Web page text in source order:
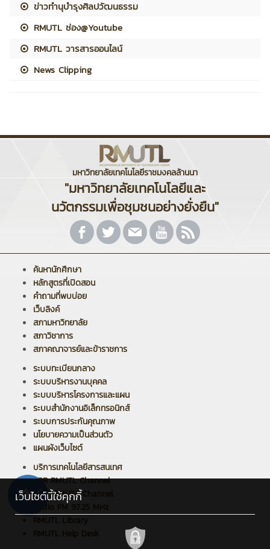
ข่าวทำนุบำรุงศิลปวัฒนธรรม
RMUTL ช่อง@Youtube
RMUTL วารสารออนไลน์
News Clipping
มหาวิทยาลัยเทคโนโลยีราชมงคลล้านนา
"มหาวิทยาลัยเทคโนโลยีและ
นวัตกรรมเพื่อชุมชนอย่างยั่งยืน"
ค้นหานักศึกษา
หลักสูตรที่เปิดสอน
คำถามที่พบบ่อย
เว็บลิงค์
สภามหาวิทยาลัย
สภาวิชาการ
สภาคณาจารย์และข้าราชการ
ระบบทะเบียนกลาง
ระบบบริหารงานบุคคล
ระบบบริหารโครงการและแผน
ระบบสำนักงานอิเล็กทรอนิกส์
ระบบการประกันคุณภาพ
นโยบายความเป็นส่วนตัว
แผนผังเว็บไซต์
บริการเทคโนโลยีสารสนเทศ
PPR RMUTL Channel
ARIT RMUTL Channel
Radio FM 97.25 MHz
เว็บไซต์นี้ใช้คุกกี้